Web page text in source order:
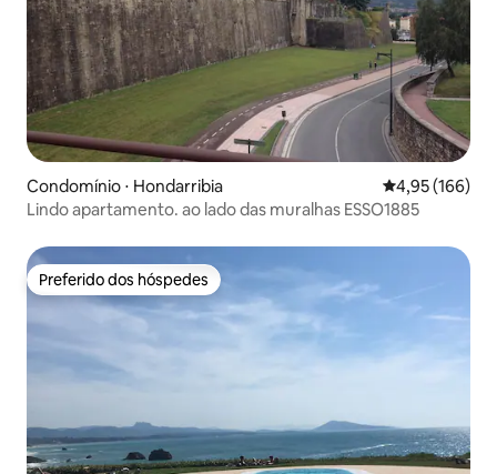
Condomínio ⋅ Hondarribia 4,95 de uma
4,95 (166)
Lindo apartamento. ao lado das muralhas ESSO1885
Preferido dos hóspedes
Preferido dos hóspedes